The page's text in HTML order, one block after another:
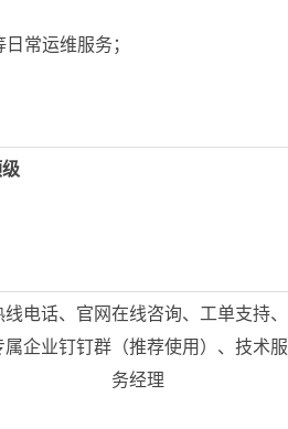
常运维服务；
线电话、官网在线咨询、工单支持、
属企业钉钉群（推荐使用）、技术服
务经理